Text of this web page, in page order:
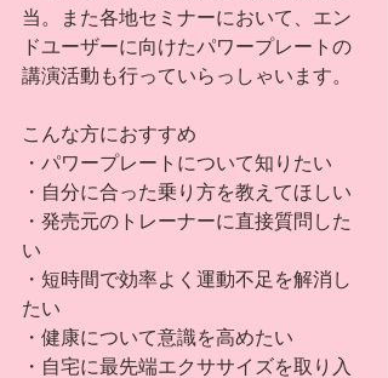
当。また各地セミナーにおいて、エン
ドユーザーに向けたパワープレートの
講演活動も行っていらっしゃいます。
こんな方におすすめ
・パワープレートについて知りたい
・自分に合った乗り方を教えてほしい
・発売元のトレーナーに直接質問した
い
・短時間で効率よく運動不足を解消し
たい
・健康について意識を高めたい
・自宅に最先端エクササイズを取り入